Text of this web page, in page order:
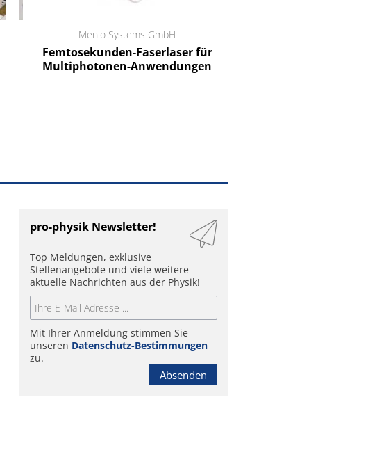
Menlo Systems GmbH
Femtosekunden-Faserlaser für
Multiphotonen-Anwendungen
pro-physik Newsletter!
Top Meldungen, exklusive
Stellenangebote und viele weitere
aktuelle Nachrichten aus der Physik!
Mit Ihrer Anmeldung stimmen Sie
unseren Datenschutz-Bestimmungen
zu.
Absenden